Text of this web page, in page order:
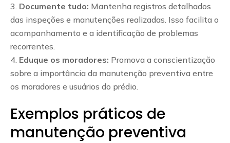
Documente tudo: Mantenha registros detalhados
das inspeções e manutenções realizadas. Isso facilita o
acompanhamento e a identificação de problemas
recorrentes.
Eduque os moradores: Promova a conscientização
sobre a importância da manutenção preventiva entre
os moradores e usuários do prédio.
Exemplos práticos de
manutenção preventiva